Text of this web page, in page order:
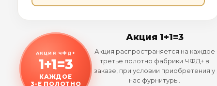
АКЦИЯ ЧФД+
1+1=3
КАЖДОЕ
3-Е ПОЛОТНО
Акция 1+1=3
Акция распространяется на каждое
третье полотно фабрики ЧФД+ в
заказе, при условии приобретения у
нас фурнитуры.